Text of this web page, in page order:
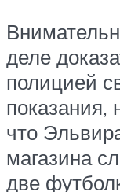
деле
полицией
показания,
что
магазина
две